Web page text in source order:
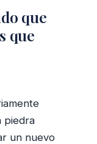
que
que
piedra
un nuevo